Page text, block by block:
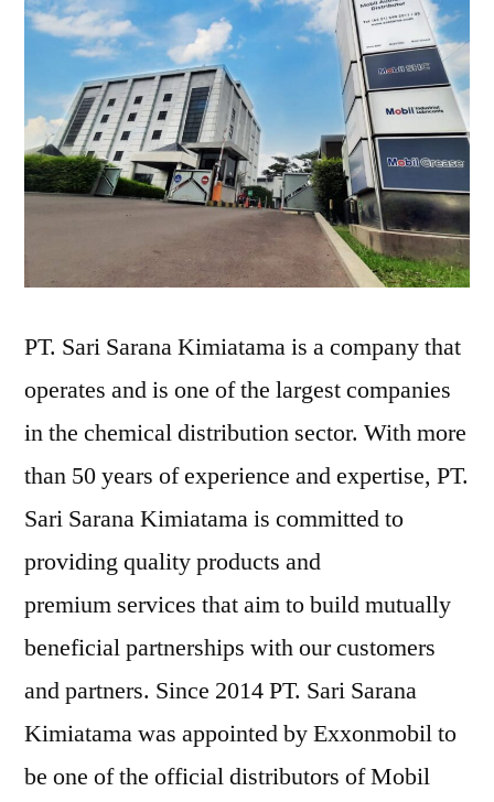
PT. Sari Sarana Kimiatama is a company that
operates and is one of the largest companies
in the chemical distribution sector. With more
than 50 years of experience and expertise, PT.
Sari Sarana Kimiatama is committed to
providing quality products and
premium services that aim to build mutually
beneficial partnerships with our customers
and partners. Since 2014 PT. Sari Sarana
Kimiatama was appointed by Exxonmobil to
be one of the official distributors of Mobil